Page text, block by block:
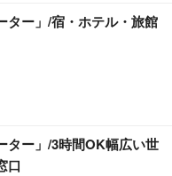
ター」/宿・ホテル・旅館
ター」/3時間OK幅広い世
口